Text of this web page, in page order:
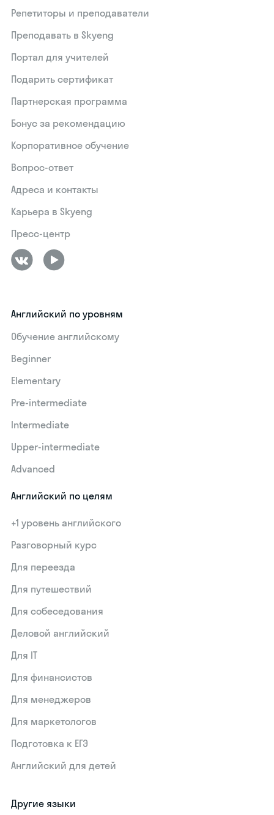
Репетиторы и преподаватели
Преподавать в Skyeng
Портал для учителей
Подарить сертификат
Партнерская программа
Бонус за рекомендацию
Корпоративное обучение
Вопрос-ответ
Адреса и контакты
Карьера в Skyeng
Пресс-центр
Английский по уровням
Обучение английскому
Beginner
Elementary
Pre-intermediate
Intermediate
Upper-intermediate
Advanced
Английский по целям
+1 уровень английского
Разговорный курс
Для переезда
Для путешествий
Для собеседования
Деловой английский
Для IT
Для финансистов
Для менеджеров
Для маркетологов
Подготовка к ЕГЭ
Английский для детей
Другие языки